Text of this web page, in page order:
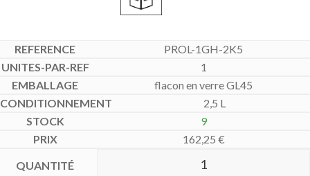
PROL-1GH-2K5
1
flacon en verre GL45
2,5 L
9
162,25 €